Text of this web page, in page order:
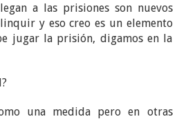
a las prisiones son nuevos
y eso creo es un elemento
jugar la prisión, digamos en la
una medida pero en otras